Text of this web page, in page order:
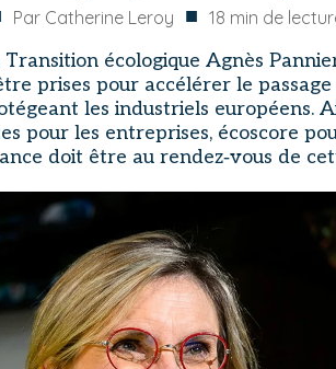
Par Catherine Leroy ■ 18 min de
écologique Agnès
prises pour accélérer le
les industriels européens.
pour les entreprises, écoscore
doit être au rendez‑vous de